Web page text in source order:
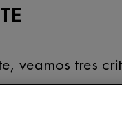
veamos tres